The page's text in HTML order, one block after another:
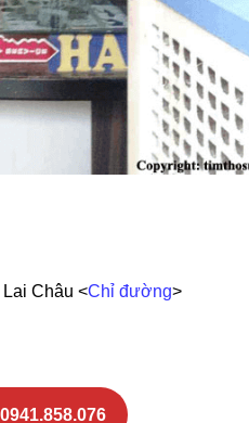
Châu <Chỉ đường>
0941.858.076